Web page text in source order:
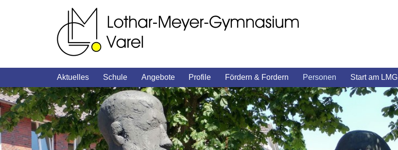
Aktuelles Schule Angebote Profile Fördern & Fordern Personen Start am LMG